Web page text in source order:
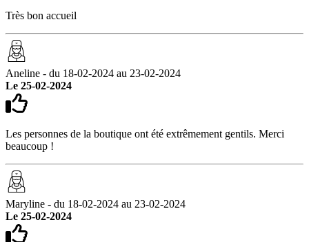
Très bon accueil
Aneline - du 18-02-2024 au 23-02-2024
Le 25-02-2024
Les personnes de la boutique ont été extrêmement gentils. Merci
beaucoup !
Maryline - du 18-02-2024 au 23-02-2024
Le 25-02-2024